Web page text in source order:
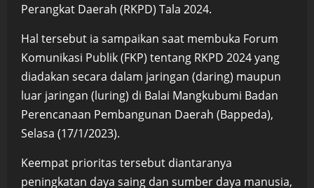
Perangkat Daerah (RKPD) Tala 2024.
Hal tersebut ia sampaikan saat membuka Forum
Komunikasi Publik (FKP) tentang RKPD 2024 yang
diadakan secara dalam jaringan (daring) maupun
luar jaringan (luring) di Balai Mangkubumi Badan
Perencanaan Pembangunan Daerah (Bappeda),
Selasa (17/1/2023).
Keempat prioritas tersebut diantaranya
peningkatan daya saing dan sumber daya manusia,